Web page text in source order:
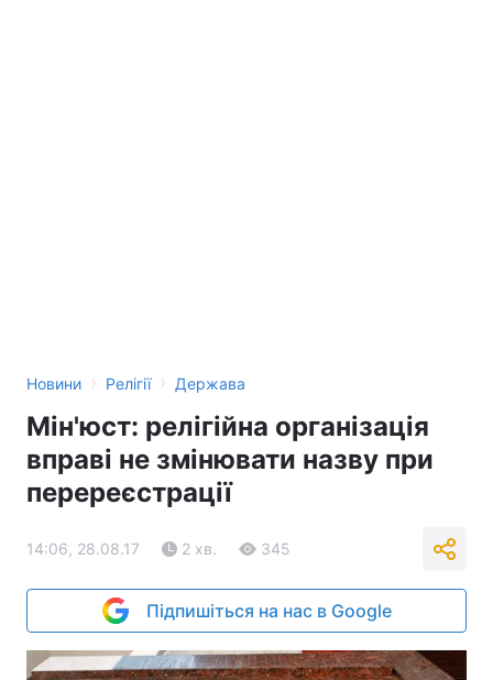
Новини › Релігії › Держава
Мін'юст: релігійна організація
вправі не змінювати назву при
перереєстрації
14:06, 28.08.17 2 хв. 345
Підпишіться на нас в Google